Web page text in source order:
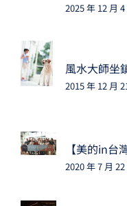
2025 年 12 月 4
風水大師坐
2015 年 12 月
【美的in台
2020 年 7 月 22